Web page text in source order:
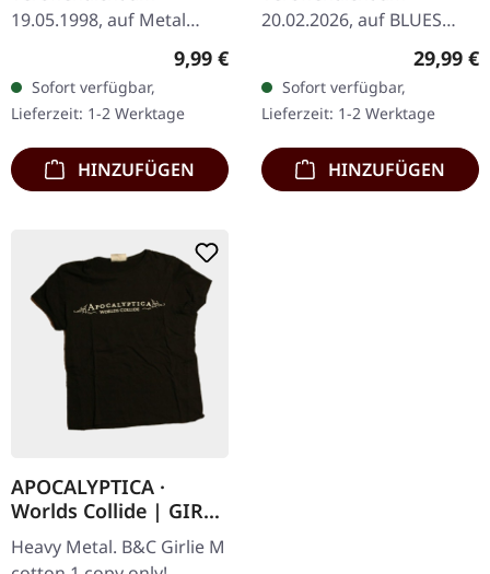
19.05.1998, auf Metal
Blade Records. CD im
Standard-Jewelcase.
Mercyful Fate kehren mit
„Dead Again" zurück
und…
Regulärer Preis:
9,99 €
Sofort verfügbar,
Lieferzeit: 1-2 Werktage
HINZUFÜGEN
20.02.2026, auf BLUES
Funeral. Weißes Vinyl im
Standard-Cover mit
gedrucktem Insert.
Exklusive Plastic Head
Auflage.…
29,99 €
Sofort verfügbar,
Lieferzeit: 1-2 Werktage
HINZUFÜGEN
APOCALYPTICA ·
Worlds Collide | GIRL-
M
Heavy Metal. B&C Girlie M